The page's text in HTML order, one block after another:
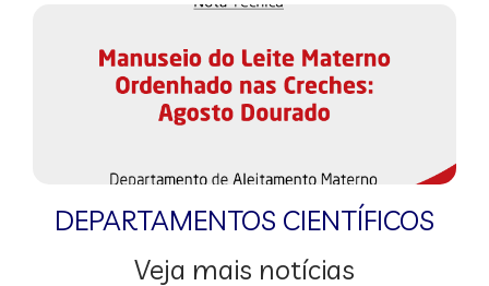
DEPARTAMENTOS CIENTÍFICOS
Veja mais notícias